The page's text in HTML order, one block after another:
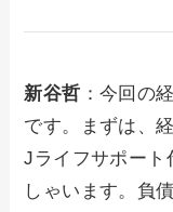
新谷哲 ：今回の
です。まずは、
Jライフサポート
しゃいます。負